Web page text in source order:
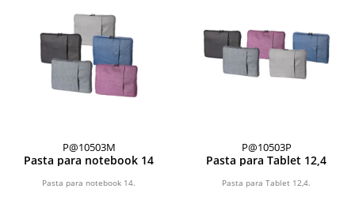
P@10503M
Pasta para notebook 14
Pasta para notebook 14.
P@10503P
Pasta para Tablet 12,4
Pasta para Tablet 12,4.